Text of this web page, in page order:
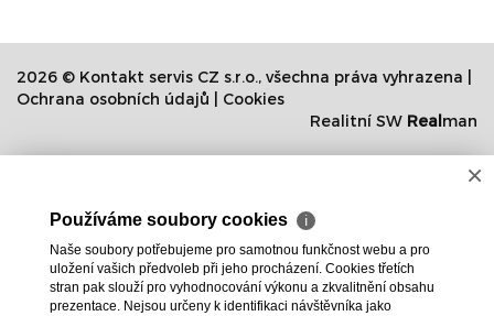
2026 © Kontakt servis CZ s.r.o., všechna práva vyhrazena |
Ochrana osobních údajů
Cookies
Realitní SW Realman
×
Používáme soubory cookies ℹ
Naše soubory potřebujeme pro samotnou funkčnost webu a pro
uložení vašich předvoleb při jeho procházení. Cookies třetích
stran pak slouží pro vyhodnocování výkonu a zkvalitnění obsahu
prezentace. Nejsou určeny k identifikaci návštěvníka jako